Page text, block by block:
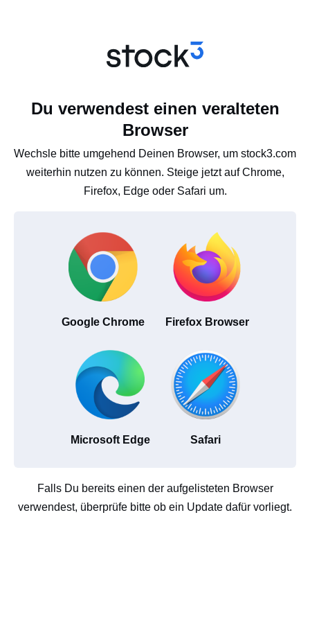
Du verwendest einen veralteten
Browser
Wechsle bitte umgehend Deinen Browser, um stock3.com
weiterhin nutzen zu können. Steige jetzt auf Chrome,
Firefox, Edge oder Safari um.
Google Chrome Firefox Browser
Microsoft Edge Safari
Falls Du bereits einen der aufgelisteten Browser
verwendest, überprüfe bitte ob ein Update dafür vorliegt.